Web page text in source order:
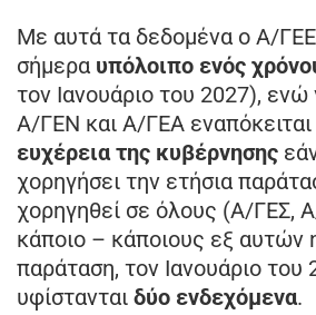
Με αυτά τα δεδομένα ο Α/
σήμερα υπόλοιπο ενός
τον Ιανουάριο του 2027),
Α/ΓΕΝ και Α/ΓΕΑ εναπόκειται
ευχέρεια της κυβέρνησης
χορηγήσει την ετήσια
χορηγηθεί σε όλους (Α/ΓΕΣ,
κάποιο – κάποιους εξ αυτών
παράταση, τον Ιανουάριο του
υφίστανται δύο ενδεχόμενα.